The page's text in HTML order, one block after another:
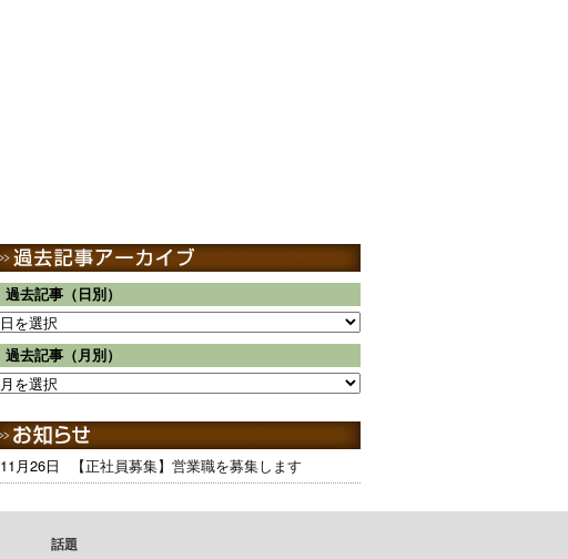
過去記事（日別）
過去記事（月別）
11月26日 【正社員募集】営業職を募集します
話題